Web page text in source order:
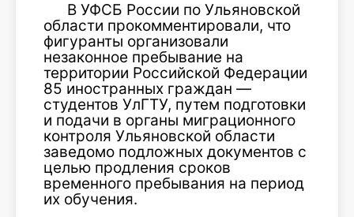
В УФСБ России по Ульяновской
области прокомментировали, что
фигуранты организовали
незаконное пребывание на
территории Российской Федерации
85 иностранных граждан —
студентов УлГТУ, путем подготовки
и подачи в органы миграционного
контроля Ульяновской области
заведомо подложных документов с
целью продления сроков
временного пребывания на период
их обучения.